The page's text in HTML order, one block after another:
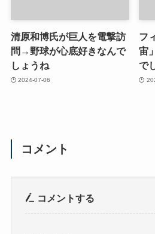
清原和博氏が巨人を電撃訪
問→野球が心底好きなんで
しょうね
2024-07-06
フ
宙
で
コメント
コメントする